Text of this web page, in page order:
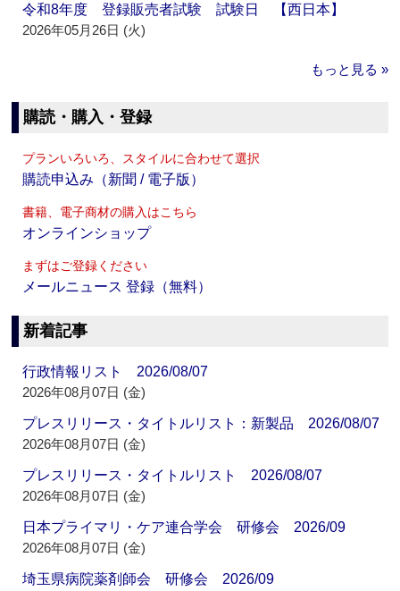
令和8年度 登録販売者試験 試験日 【西日本】
2026年05月26日 (火)
もっと見る »
購読・購入・登録
プランいろいろ、スタイルに合わせて選択
購読申込み（新聞 / 電子版）
書籍、電子商材の購入はこちら
オンラインショップ
まずはご登録ください
メールニュース 登録（無料）
新着記事
行政情報リスト 2026/08/07
2026年08月07日 (金)
プレスリリース・タイトルリスト：新製品 2026/08/07
2026年08月07日 (金)
プレスリリース・タイトルリスト 2026/08/07
2026年08月07日 (金)
日本プライマリ・ケア連合学会 研修会 2026/09
2026年08月07日 (金)
埼玉県病院薬剤師会 研修会 2026/09